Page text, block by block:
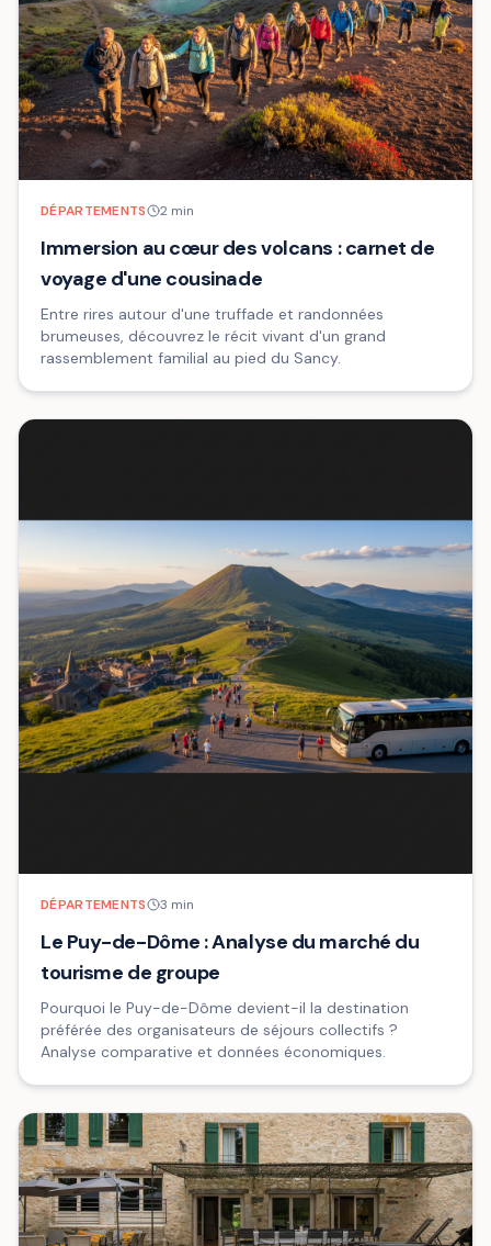
DÉPARTEMENTS 2min
Immersion au cœur des volcans : carnet de
voyage d'une cousinade
Entre rires autour d'une truffade et randonnées
brumeuses, découvrez le récit vivant d'un grand
rassemblement familial au pied du Sancy.
DÉPARTEMENTS 3 min
Le Puy-de-Dôme : Analyse du marché du
tourisme de groupe
Pourquoi le Puy-de-Dôme devient-il la destination
préférée des organisateurs de séjours collectifs ?
Analyse comparative et données économiques.